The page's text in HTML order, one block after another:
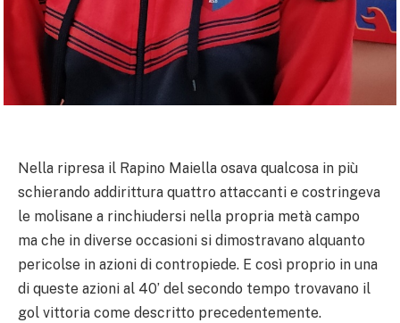
Nella ripresa il Rapino Maiella osava qualcosa in più
schierando addirittura quattro attaccanti e costringeva
le molisane a rinchiudersi nella propria metà campo
ma che in diverse occasioni si dimostravano alquanto
pericolse in azioni di contropiede. E così proprio in una
di queste azioni al 40’ del secondo tempo trovavano il
gol vittoria come descritto precedentemente.